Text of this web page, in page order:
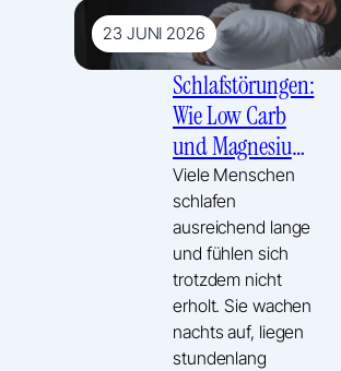
23 JUNI 2026
Schlafstörungen:
Wie Low Carb
und Magnesium
zu besserem
Schlaf beitragen
können
Viele Menschen
schlafen
ausreichend lange
und fühlen sich
trotzdem nicht
erholt. Sie wachen
nachts auf, liegen
stundenlang